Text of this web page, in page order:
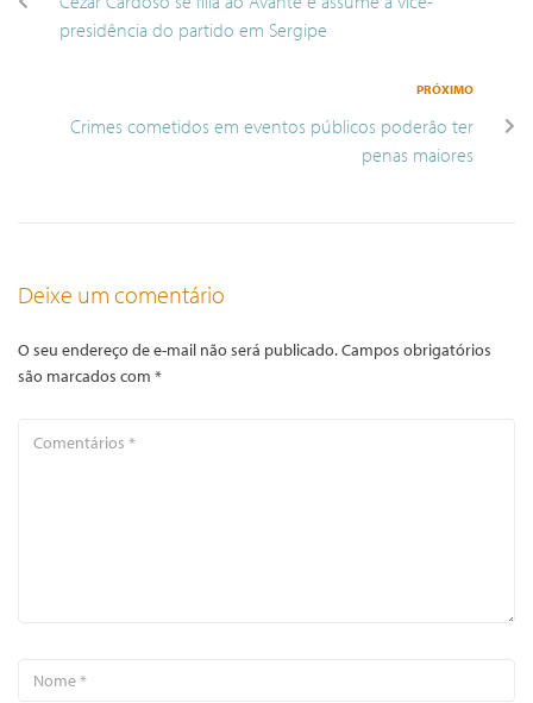
presidência do partido em Sergipe
PRÓXIMO
Crimes cometidos em eventos públicos poderão ter
penas maiores
Deixe um comentário
O seu endereço de e-mail não será publicado.Campos obrigatórios
são marcados com *